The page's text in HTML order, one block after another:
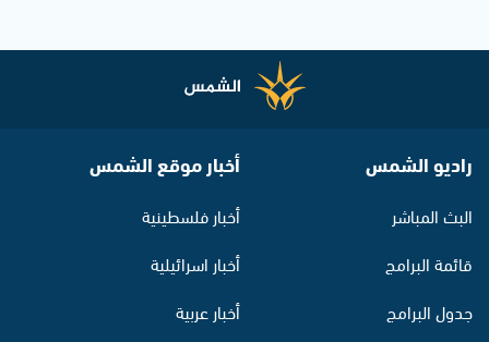
راديو الشمس
البث المباشر
قائمة البرامج
جدول البرامج
أخبار موقع الشمس
أخبار فلسطينية
أخبار اسرائيلية
أخبار عربية